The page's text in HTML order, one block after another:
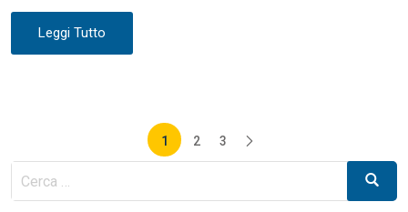
Leggi Tutto
Paginazione
degli
1 2 3
Cerca
per:
Cerca